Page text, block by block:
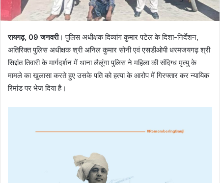
रायगढ़, 09 जनवरी। पुलिस अधीक्षक दिव्यांग कुमार पटेल के दिशा-निर्देशन,
अतिरिक्त पुलिस अधीक्षक श्री अनिल कुमार सोनी एवं एसडीओपी धरमजयगढ़ श्री
सिद्दांत तिवारी के मार्गदर्शन में थाना लैलूंगा पुलिस ने महिला की संदिग्ध मृत्यु के
मामले का खुलासा करते हुए उसके पति को हत्या के आरोप में गिरफ्तार कर न्यायिक
रिमांड पर भेज दिया है।